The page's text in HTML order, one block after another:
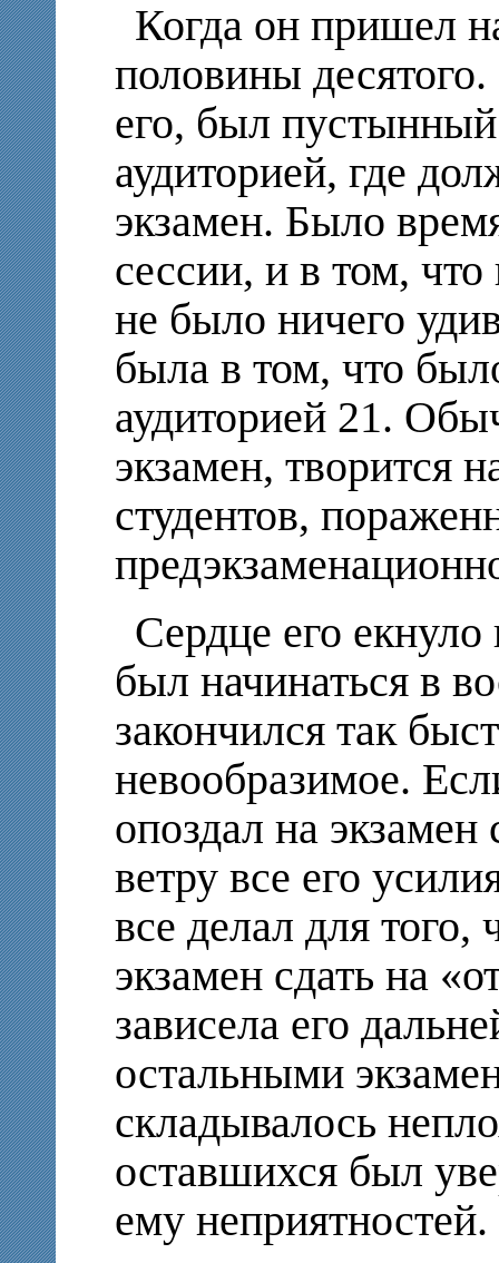
Когда он пришел
половины
его, был
аудиторией, где
экзамен. Было
сессии, и в том,
не было ничего
была в том, что
аудиторией 21.
экзамен, творится
студентов,
Сердце его
был начинаться в
закончился так
невообразимое.
опоздал на
ветру все его
все делал для того,
экзамен сдать на
зависела его
остальными
складывалось
оставшихся был
ему неприятностей.